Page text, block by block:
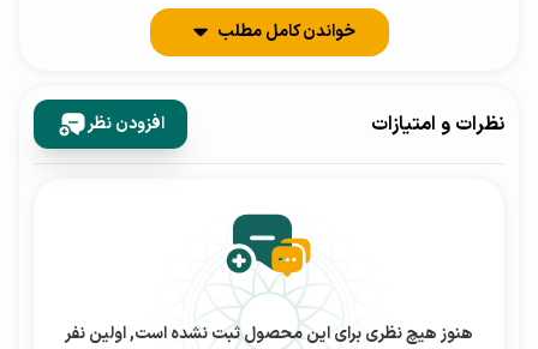
Snapdragon برا ی اجرا ی بازیهای سنگین و برنامههای گرافیکی
قوی ممکن است کمی کند باشد. ** -کیفی ت ساخت متوسط:**
با توجه به قیمت اقتصادی، کیفیت ساخت ممکن است به اندازه
انتخاب ی مناسب برای کاربرانی است که به دنبال گوشی اقتصادی
با عملکرد باال هستند. ای ن گوشی با دوربین قدرتمند، باتر ی با
ظرفیت باال و صفحه نمایش بزرگ و با کیفیت، نیازهای روزمره
خواندن کامل مطلب
نظرات و امتیازات افزودن نظر
هنوز هیچ نظری برای این محصول ثبت نشده است, اولین نفر